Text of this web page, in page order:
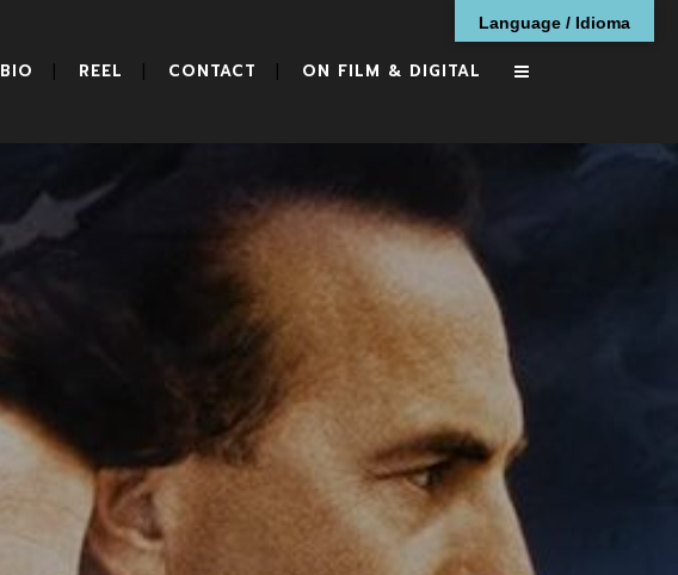
BIO REEL CONTACT ON FILM & DIGITAL
Language / Idioma